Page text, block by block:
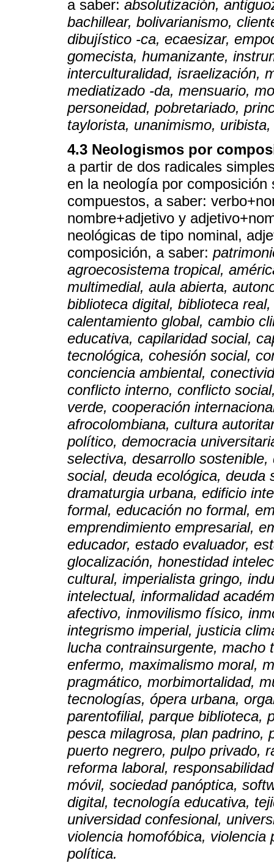
a saber: absolutización,
bachillear, bolivarianismo,
dibujístico -ca, ecaesizar,
gomecista, humanizante,
interculturalidad, israelización,
mediatizado -da, mensuario,
personeidad, pobretariado,
taylorista, unanimismo,
4.3 Neologismos por
a partir de dos radicales
en la neología por
compuestos, a saber:
nombre+adjetivo y
neológicas de tipo nominal,
composición, a saber:
agroecosistema tropical,
multimedial, aula abierta,
biblioteca digital, biblioteca
calentamiento global, cambio
educativa, capilaridad social,
tecnológica, cohesión social,
conciencia ambiental,
conflicto interno, conflicto
verde, cooperación
afrocolombiana, cultura
político, democracia
selectiva, desarrollo
social, deuda ecológica, deuda
dramaturgia urbana, edificio
formal, educación no formal,
emprendimiento empresarial,
educador, estado evaluador,
glocalización, honestidad
cultural, imperialista gringo,
intelectual, informalidad
afectivo, inmovilismo físico,
integrismo imperial, justicia
lucha contrainsurgente, macho
enfermo, maximalismo moral,
pragmático, morbimortalidad,
tecnologías, ópera urbana,
parentofilial, parque biblioteca,
pesca milagrosa, plan padrino,
puerto negrero, pulpo privado,
reforma laboral,
móvil, sociedad panóptica,
digital, tecnología educativa,
universidad confesional,
violencia homofóbica,
política.